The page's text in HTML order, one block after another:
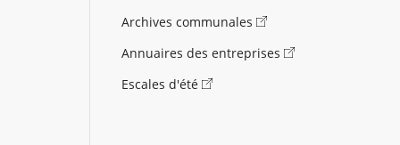
Archives communales
Annuaires des entreprises
Escales d'été